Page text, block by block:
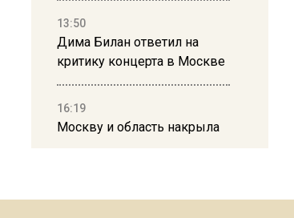
13:50
Дима Билан ответил на
критику концерта в Москве
16:19
Москву и область накрыла